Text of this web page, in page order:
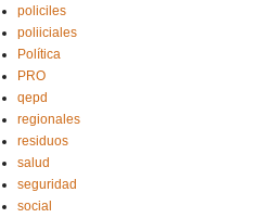
policiles
poliiciales
Política
PRO
qepd
regionales
residuos
salud
seguridad
social